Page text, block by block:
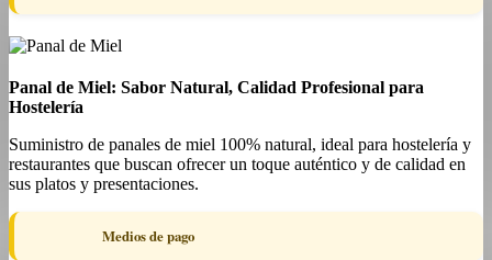
Panal de Miel: Sabor Natural, Calidad Profesional para
Hostelería
Suministro de panales de miel 100% natural, ideal para hostelería y
restaurantes que buscan ofrecer un toque auténtico y de calidad en
sus platos y presentaciones.
Medios de pago